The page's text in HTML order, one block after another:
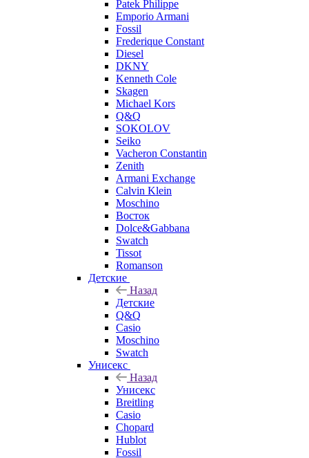
Patek Philippe
Emporio Armani
Fossil
Frederique Constant
Diesel
DKNY
Kenneth Cole
Skagen
Michael Kors
Q&Q
SOKOLOV
Seiko
Vacheron Constantin
Zenith
Armani Exchange
Calvin Klein
Moschino
Восток
Dolce&Gabbana
Swatch
Tissot
Romanson
Детские
Назад
Детские
Q&Q
Casio
Moschino
Swatch
Унисекс
Назад
Унисекс
Breitling
Casio
Chopard
Hublot
Fossil